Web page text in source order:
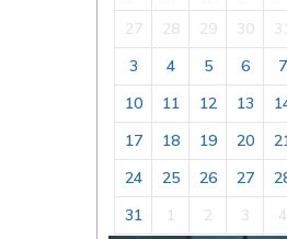
27 28 29 30
3
4 5 6 7
10
11 12 13
17
18 19 20
24
25 26 27
31
1 2 3 4